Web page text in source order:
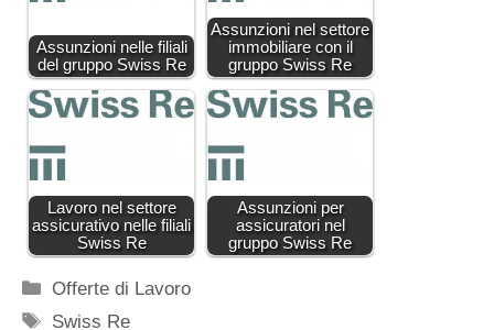
Assunzioni nelle filiali
del gruppo Swiss Re
Assunzioni nel settore
immobiliare con il
gruppo Swiss Re
Lavoro nel settore
assicurativo nelle filiali
Swiss Re
Assunzioni per
assicuratori nel
gruppo Swiss Re
Categorie
Offerte di Lavoro
Tag
Swiss Re